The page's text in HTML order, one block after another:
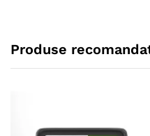
Produse